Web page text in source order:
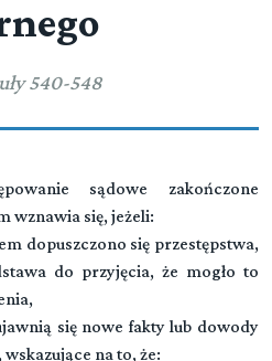
540-548
sądowe zakończone
wznawia się, jeżeli:
dopuszczono się przestępstwa,
do przyjęcia, że mogło to
się nowe fakty lub dowody
na to, że: